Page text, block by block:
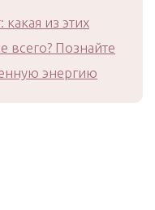
какая из этих
всего? Познайте
энергию